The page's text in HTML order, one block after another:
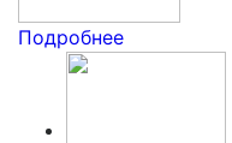
Подробнее